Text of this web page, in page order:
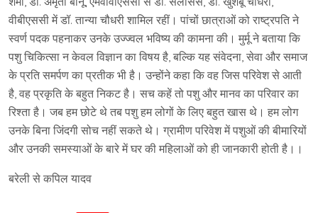
वीबीएससी में डॉ. तान्या चौधरी शामिल रहीं। पांचों छात्राओं को राष्ट्रपति ने
स्वर्ण पदक पहनाकर उनके उज्ज्वल भविष्य की कामना की। मुर्मू ने बताया कि
पशु चिकित्सा न केवल विज्ञान का विषय है, बल्कि यह संवेदना, सेवा और समाज
के प्रति समर्पण का प्रतीक भी है। उन्होंने कहा कि वह जिस परिवेश से आती
है, वह प्रकृति के बहुत निकट है। सच कहें तो पशु और मानव का परिवार का
रिश्ता है। जब हम छोटे थे तब पशु हम लोगों के लिए बहुत खास थे। हम लोग
उनके बिना जिंदगी सोच नहीं सकते थे। ग्रामीण परिवेश में पशुओं की बीमारियों
और उनकी समस्याओं के बारे में घर की महिलाओं को ही जानकारी होती है।।
बरेली से कपिल यादव